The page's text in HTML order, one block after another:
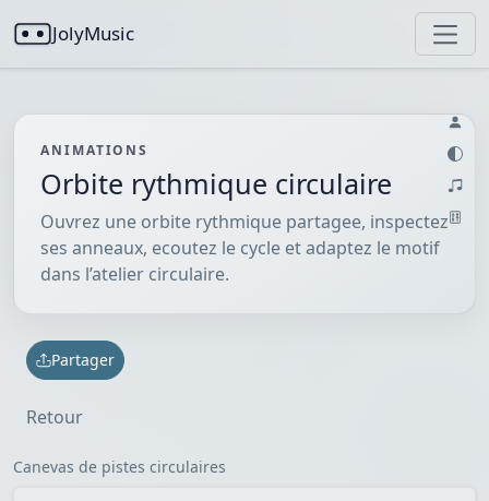
JolyMusic
ANIMATIONS
Orbite rythmique circulaire
Ouvrez une orbite rythmique partagee, inspectez
ses anneaux, ecoutez le cycle et adaptez le motif
dans l’atelier circulaire.
Partager
Retour
Canevas de pistes circulaires